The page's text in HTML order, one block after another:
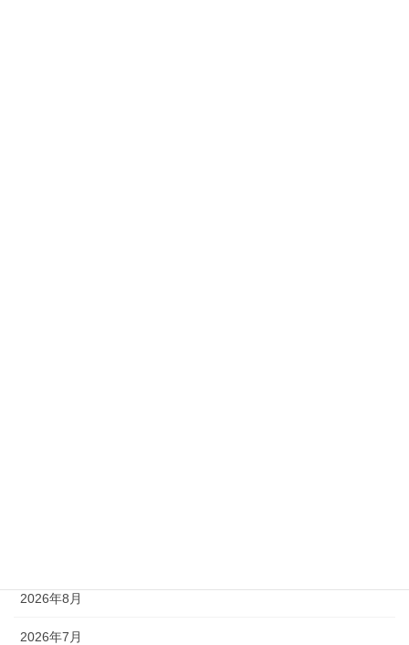
2026年8月
2026年7月